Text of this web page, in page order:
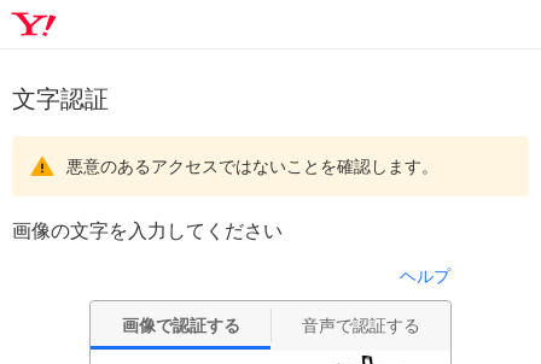
文字認証
悪意のあるアクセスではないことを確認します。
画像の文字を入力してください
ヘルプ
画像で認証する 音声で認証する